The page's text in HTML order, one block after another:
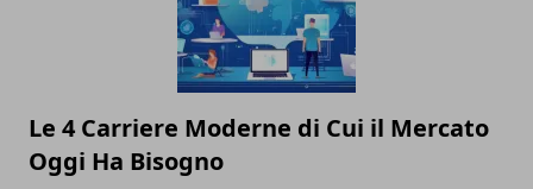
Le 4 Carriere Moderne di Cui il Mercato
Oggi Ha Bisogno